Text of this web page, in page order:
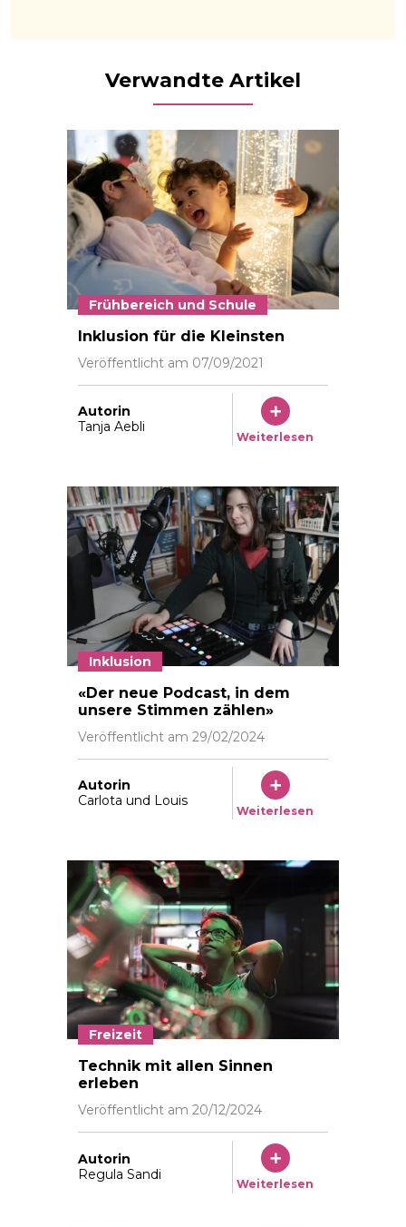
Verwandte Artikel
Auch Kinder mit ganz seltenen Erkrankungen
Frühbereich und Schule
Inklusion für die Kleinsten
Veröffentlicht am 07/09/2021
Autorin
Tanja Aebli
Weiterlesen
Inklusion
«Der neue Podcast, in dem
unsere Stimmen zählen»
Veröffentlicht am 29/02/2024
Autorin
Carlota und Louis
Weiterlesen
Technorama Winterthur Mai 2024 Foto: © Vera
Freizeit
Technik mit allen Sinnen
erleben
Veröffentlicht am 20/12/2024
Autorin
Regula Sandi
Weiterlesen